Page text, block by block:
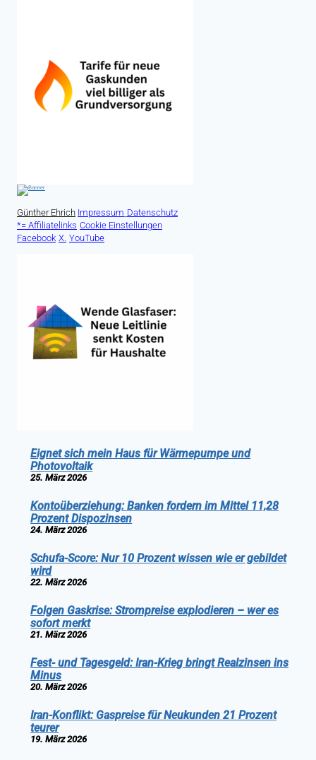
Günther Ehrich Impressum Datenschutz
*= Affiliatelinks Cookie Einstellungen
Facebook X. YouTube
Eignet sich mein Haus für Wärmepumpe und
Photovoltaik
25. März 2026
Kontoüberziehung: Banken fordern im Mittel 11,28
Prozent Dispozinsen
24. März 2026
Schufa-Score: Nur 10 Prozent wissen wie er gebildet
wird
22. März 2026
Folgen Gaskrise: Strompreise explodieren – wer es
sofort merkt
21. März 2026
Fest- und Tagesgeld: Iran-Krieg bringt Realzinsen ins
Minus
20. März 2026
Iran-Konflikt: Gaspreise für Neukunden 21 Prozent
teurer
19. März 2026